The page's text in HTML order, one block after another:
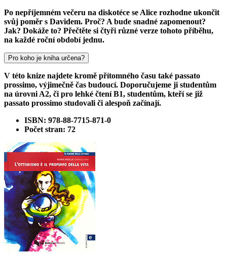
Po nepříjemném večeru na diskotéce se Alice rozhodne ukončit
svůj poměr s Davidem. Proč? A bude snadné zapomenout?
Jak? Dokáže to? Přečtěte si čtyři různé verze tohoto příběhu,
na každé roční období jednu.
Pro koho je kniha určena?
V této knize najdete kromě přítomného času také passato
prossimo, výjimečně čas budoucí. Doporučujeme ji studentům
na úrovni A2, či pro lehké čtení B1, studentům, kteří se již
passato prossimo studovali či alespoň začínají.
ISBN: 978-88-7715-871-0
Počet stran: 72